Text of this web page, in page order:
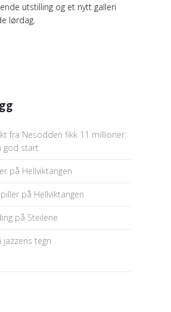
utstilling og et nytt galleri
lørdag.
fra Nesodden fikk 11 millioner:
god start
på Hellviktangen
på Hellviktangen
på Steilene
jazzens tegn